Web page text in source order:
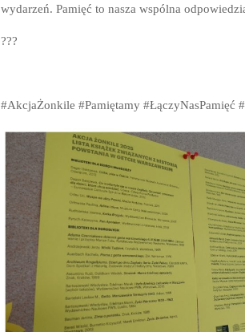
wydarzeń. Pamięć to nasza wspólna
???
#AkcjaŻonkile #Pamiętamy #ŁączyNasPamięć